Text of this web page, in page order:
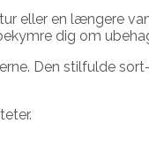
eller en længere
dig om
Den stilfulde